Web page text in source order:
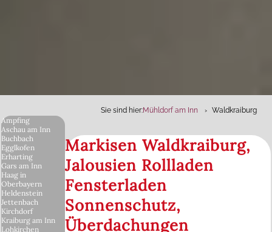
Sie sind hier:Mühldorf am Inn Waldkraiburg
Markisen Waldkraiburg,
Jalousien Rollladen
Fensterladen
Sonnenschutz,
Überdachungen
Ampfing
Aschau am Inn
Buchbach
Egglkofen
Erharting
Gars am Inn
Haag in
Oberbayern
Heldenstein
Jettenbach
Kirchdorf
Kraiburg am Inn
Lohkirchen